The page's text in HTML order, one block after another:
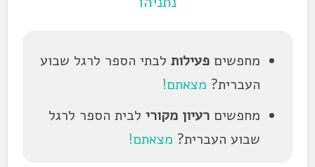
מחפשיםפעילות לבתי הספר לרגל שבוע
העברית? מצאתם!
מחפשים רעיון מקורי לבית הספר לרגל
שבוע העברית? מצאתם!